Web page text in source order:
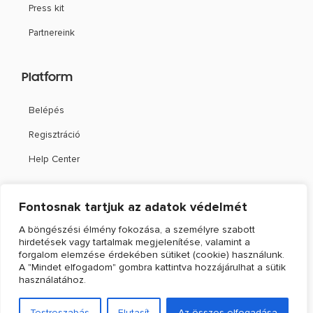
Fontosnak tartjuk az adatok védelmét
A böngészési élmény fokozása, a személyre szabott
hirdetések vagy tartalmak megjelenítése, valamint a
forgalom elemzése érdekében sütiket (cookie) használunk.
A "Mindet elfogadom" gombra kattintva hozzájárulhat a sütik
használatához.
Press kit
Partnereink
Platform
Belépés
Regisztráció
Help Center
Támogatás
Kapcsolat
Webshippy Academy
Ebook: Online értékesítési megoldások
VISSZAÉLÉS-BEJELENTÉSI SZABÁLYZAT
BEJELENTŐVÉDELMI ADATKEZELÉSI